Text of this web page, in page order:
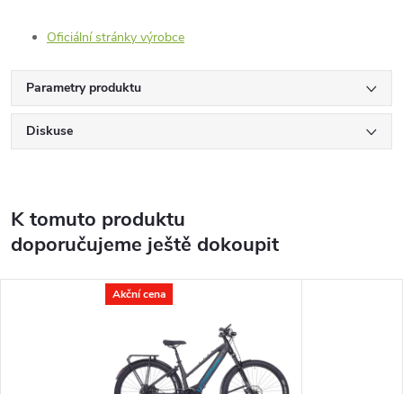
Oficiální stránky výrobce
Parametry produktu
Diskuse
K tomuto produktu
doporučujeme ještě dokoupit
Akční cena